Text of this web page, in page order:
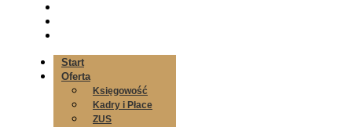
Start
Oferta
Księgowość
Kadry i Płace
ZUS